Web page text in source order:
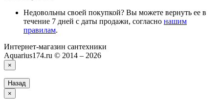
Недовольны своей покупкой? Вы можете вернуть ее в
течение 7 дней с даты продажи, согласно нашим
правилам.
Интернет-магазин сантехники
Aquarius174.ru © 2014 – 2026
×
Назад
×